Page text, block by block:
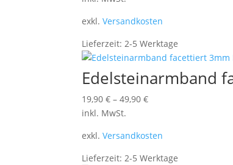
exkl.Versandkosten
Lieferzeit:2-5 Werktage
Edelsteinarmband
19,90€ –49,90€
inkl. MwSt.
exkl.Versandkosten
Lieferzeit:2-5 Werktage